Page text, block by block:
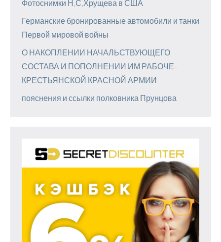
Фотоснимки Н.С.Хрущева в США
Германские бронированные автомобили и танки
Первой мировой войны
О НАКОПЛЕНИИ НАЧАЛЬСТВУЮЩЕГО
СОСТАВА И ПОПОЛНЕНИИ ИМ РАБОЧЕ-
КРЕСТЬЯНСКОЙ КРАСНОЙ АРМИИ
пояснения и ссылки полковника Прунцова